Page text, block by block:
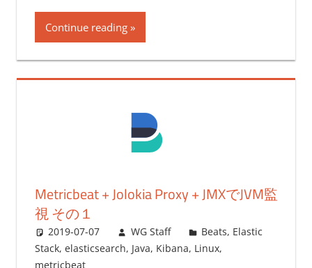
Continue reading
Metricbeat + Jolokia Proxy + JMXでJVM監
視 その１
2019-07-07 WG Staff Beats, Elastic
Stack, elasticsearch, Java, Kibana, Linux,
metricbeat